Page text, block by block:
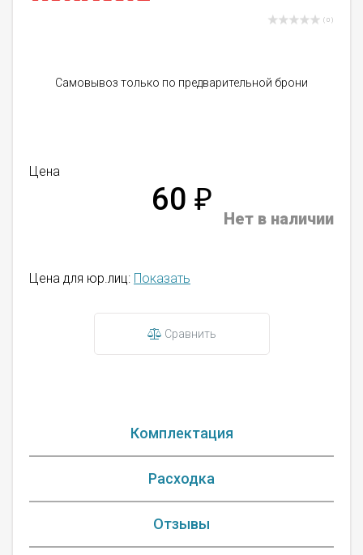
( 0 )
Самовывоз только по предварительной брони
Цена
60 ₽
Нет в наличии
Цена для юр.лиц: Показать
Сравнить
Комплектация
Расходка
Отзывы